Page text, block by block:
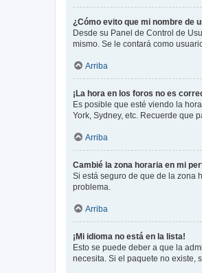
¿Cómo evito que mi nombre de
Desde su Panel de Control de
mismo. Se le contará como
Arriba
¡La hora en los foros no es
Es posible que esté viendo la
York, Sydney, etc. Recuerde que
Arriba
Cambié la zona horaria en mi
Si está seguro de que de la zona
problema.
Arriba
¡Mi idioma no está en la lista!
Esto se puede deber a que la
necesita. Si el paquete no existe,